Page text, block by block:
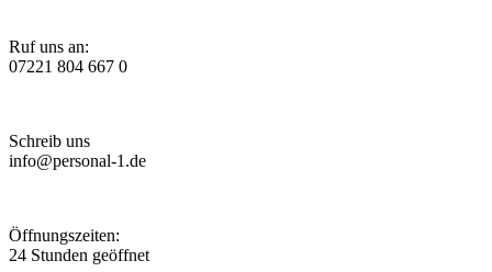
Ruf uns an:
07221 804 667 0
Schreib uns
info@personal-1.de
Öffnungszeiten:
24 Stunden geöffnet